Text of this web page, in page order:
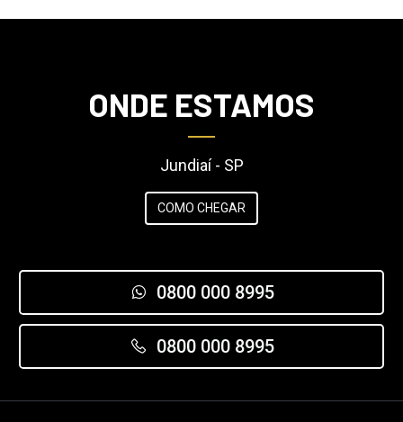
ONDE ESTAMOS
Jundiaí - SP
COMO CHEGAR
0800 000 8995
0800 000 8995